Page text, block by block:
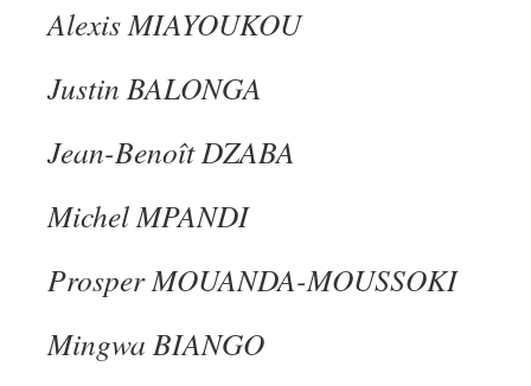
Alexis MIAYOUKOU
Justin BALONGA
Jean-Benoît DZABA
Michel MPANDI
Prosper MOUANDA-MOUSSOKI
Mingwa BIANGO